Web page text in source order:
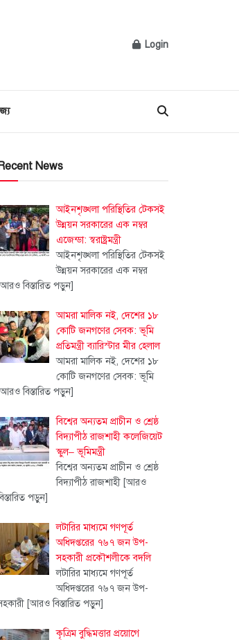
Login
News
আইনশৃঙ্খলা পরিস্থিতির টেকসই
উন্নয়ন সরকারের এক নম্বর
এজেন্ডা: স্বরাষ্ট্রমন্ত্রী
আইনশৃঙ্খলা পরিস্থিতির টেকসই
উন্নয়ন সরকারের এক নম্বর
বিস্তারিত পড়ুন]
আমরা মালিক নই, দেশের ১৮
কোটি জনগণের সেবক: ভূমি
প্রতিমন্ত্রী ব্যারিস্টার মীর হেলাল
আমরা মালিক নই, দেশের ১৮
কোটি জনগণের সেবক: ভূমি
বিস্তারিত পড়ুন]
বিশ্বের অন্যতম প্রাচীন ও শ্রেষ্ঠ
বিদ্যাপীঠ রাজশাহী কলেজিয়েট
স্কুল– ভূমিমন্ত্রী
বিশ্বের অন্যতম প্রাচীন ও শ্রেষ্ঠ
বিদ্যাপীঠ রাজশাহী [আরও
পড়ুন]
লটারির মাধ্যমে গণপূর্ত
অধিদপ্তরের ৭৬৭ জন উপ-
সহকারী প্রকৌশলীকে বদলি
লটারির মাধ্যমে গণপূর্ত
অধিদপ্তরের ৭৬৭ জন উপ-
[আরও বিস্তারিত পড়ুন]
কৃত্রিম বুদ্ধিমত্তার প্রয়োগে